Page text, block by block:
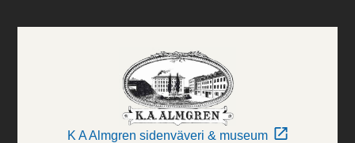
K A Almgren sidenväveri & museum